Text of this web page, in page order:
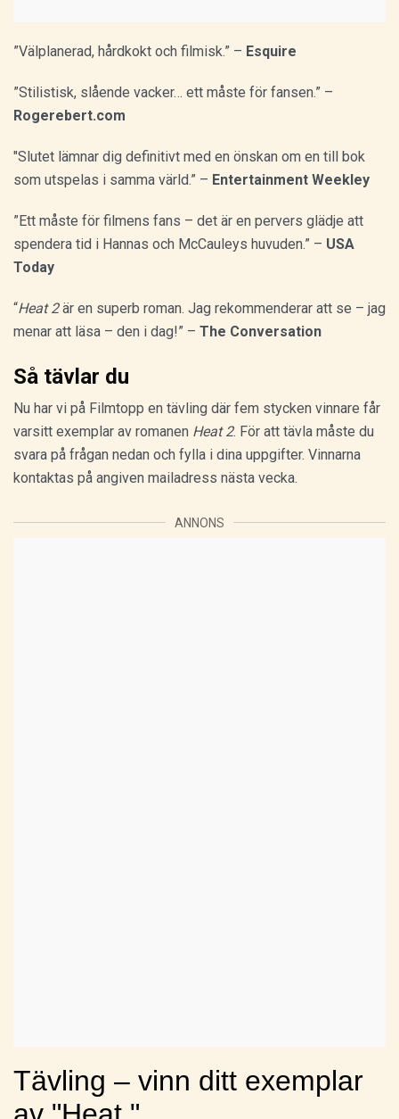
”Välplanerad, hårdkokt och filmisk.” – Esquire
”Stilistisk, slående vacker… ett måste för fansen.” –
Rogerebert.com
"Slutet lämnar dig definitivt med en önskan om en till bok
som utspelas i samma värld.” – Entertainment Weekley
”Ett måste för filmens fans – det är en pervers glädje att
spendera tid i Hannas och McCauleys huvuden.” – USA
Today
“Heat 2är en superb roman. Jag rekommenderar att se – jag
menar att läsa – den i dag!” – The Conversation
Så tävlar du
Nu har vi på Filmtopp en tävling där fem stycken vinnare får
varsitt exemplar av romanen Heat 2. För att tävla måste du
svara på frågan nedan och fylla i dina uppgifter. Vinnarna
kontaktas på angiven mailadress nästa vecka.
ANNONS